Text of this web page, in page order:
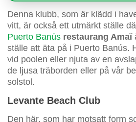
Denna klubb, som är klädd i
vitt, är också ett utmärkt ställe
Puerto Banús restaurang Amaï
ställe att äta på i Puerto Banús.
vid poolen eller njuta av en
de ljusa träborden eller på vår
solstol.
Levante Beach Club
Den här, som har motsatt form